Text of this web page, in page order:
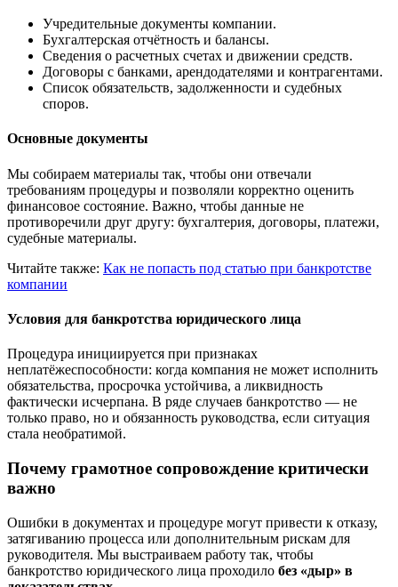
Учредительные документы компании.
Бухгалтерская отчётность и балансы.
Сведения о расчетных счетах и движении средств.
Договоры с банками, арендодателями и контрагентами.
Список обязательств, задолженности и судебных
споров.
Основные документы
Мы собираем материалы так, чтобы они отвечали
требованиям процедуры и позволяли корректно оценить
финансовое состояние. Важно, чтобы данные не
противоречили друг другу: бухгалтерия, договоры, платежи,
судебные материалы.
Читайте также: Как не попасть под статью при банкротстве
компании
Условия для банкротства юридического лица
Процедура инициируется при признаках
неплатёжеспособности: когда компания не может исполнить
обязательства, просрочка устойчива, а ликвидность
фактически исчерпана. В ряде случаев банкротство — не
только право, но и обязанность руководства, если ситуация
стала необратимой.
Почему грамотное сопровождение критически
важно
Ошибки в документах и процедуре могут привести к отказу,
затягиванию процесса или дополнительным рискам для
руководителя. Мы выстраиваем работу так, чтобы
банкротство юридического лица проходило без «дыр» в